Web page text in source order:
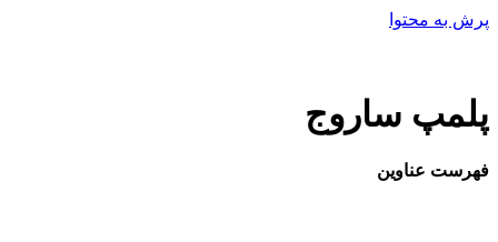
پرش به محتوا
پلمپ ساروج
فهرست عناوین